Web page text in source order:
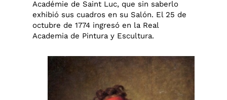
Académie de Saint Luc, que sin saberlo
exhibió sus cuadros en su Salón. El 25 de
octubre de 1774 ingresó en la Real
Academia de Pintura y Escultura.